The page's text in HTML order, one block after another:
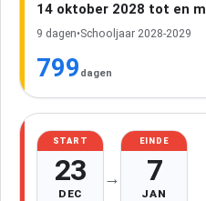
14 oktober 2028 tot en
9 dagen•Schooljaar 2028-2029
799 dagen
START
23
DEC
→
EINDE
7
JAN